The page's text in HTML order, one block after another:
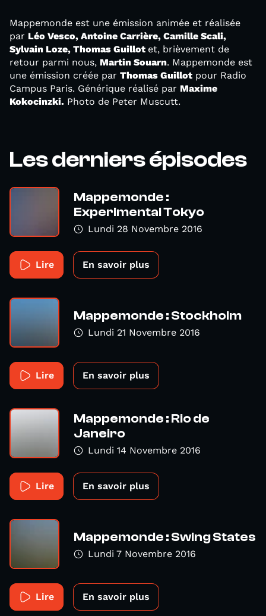
Mappemonde est une émission animée et réalisée
par Léo Vesco, Antoine Carrière, Camille Scali,
Sylvain Loze, Thomas Guillot et, brièvement de
retour parmi nous, Martin Souarn. Mappemonde est
une émission créée par Thomas Guillot pour Radio
Campus Paris. Générique réalisé par Maxime
Kokocinzki. Photo de Peter Muscutt.
Les derniers épisodes
Mappemonde :
Experimental Tokyo
Lundi 28 Novembre 2016
Lire En savoir plus
Mappemonde : Stockholm
Lundi 21 Novembre 2016
Lire En savoir plus
Mappemonde : Rio de
Janeiro
Lundi 14 Novembre 2016
Lire En savoir plus
Mappemonde : Swing States
Lundi 7 Novembre 2016
Lire En savoir plus